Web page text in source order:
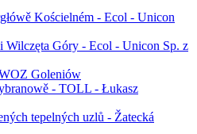
Kościelném - Ecol - Unicon
Wilczęta Góry - Ecol - Unicon Sp. z
Goleniów
- TOLL - Łukasz
tepelných uzlů - Žatecká